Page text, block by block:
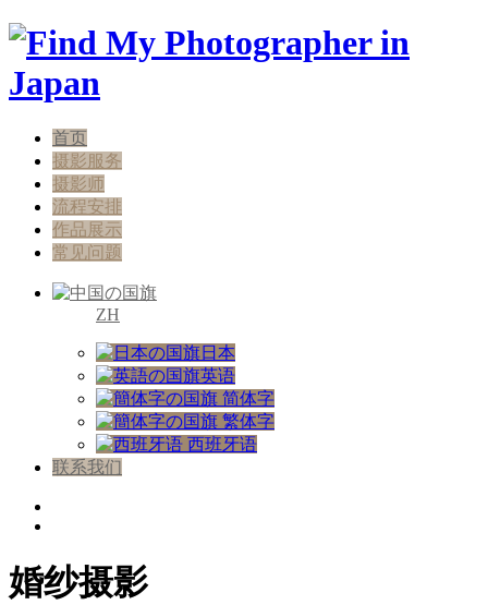
首页
摄影服务
摄影师
流程安排
作品展示
常见问题
ZH
日本
英语
简体字
繁体字
西班牙语
联系我们
婚纱摄影